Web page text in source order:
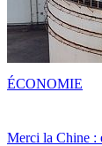
Merci la Chine :
ÉCONOMIE